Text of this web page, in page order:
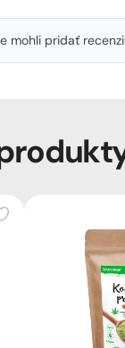
mohli pridať